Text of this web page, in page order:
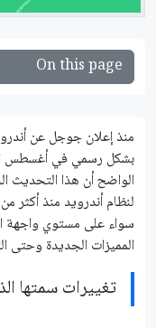
On this page
الواضح أن هذا التحديث
سواء على مستوي واجهة
المميزات الجديدة وحتى
تغييرات سمتها